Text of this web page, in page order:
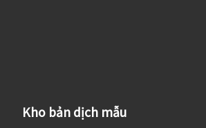
Kho bản dịch mẫu